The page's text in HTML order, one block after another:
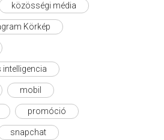
közösségi média
Körkép
intelligencia
mobil
promóció
snapchat